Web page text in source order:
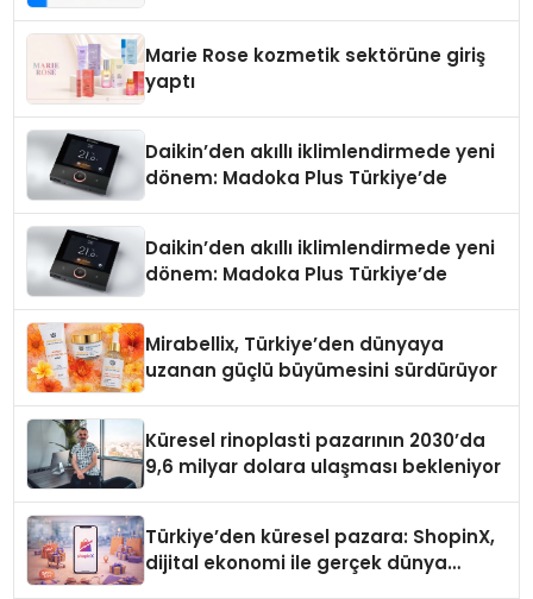
Marie Rose kozmetik sektörüne giriş
yaptı
Daikin’den akıllı iklimlendirmede yeni
dönem: Madoka Plus Türkiye’de
Daikin’den akıllı iklimlendirmede yeni
dönem: Madoka Plus Türkiye’de
Mirabellix, Türkiye’den dünyaya
uzanan güçlü büyümesini sürdürüyor
Küresel rinoplasti pazarının 2030’da
9,6 milyar dolara ulaşması bekleniyor
Türkiye’den küresel pazara: ShopinX,
dijital ekonomi ile gerçek dünya